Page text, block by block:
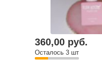
360,00 руб.
Осталось 3 шт